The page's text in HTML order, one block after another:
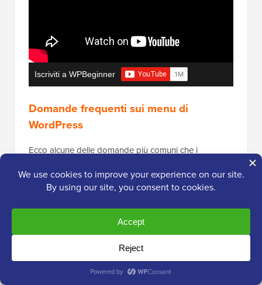
Iscriviti a WPBeginner
Domande frequenti sui menu di
WordPress
Ecco alcune delle domande più comuni che i
WordPress.
1. Come aggiungo un link alla homepage a un
Per aggiungere la tua homepage a un menu di
navigazione, dovrai fare clic sulla scheda ‘Mostra